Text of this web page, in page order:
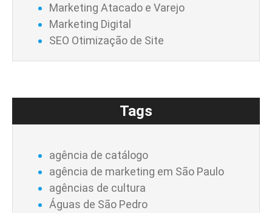
Marketing Atacado e Varejo
Marketing Digital
SEO Otimização de Site
Tags
agência de catálogo
agência de marketing em São Paulo
agências de cultura
Águas de São Pedro